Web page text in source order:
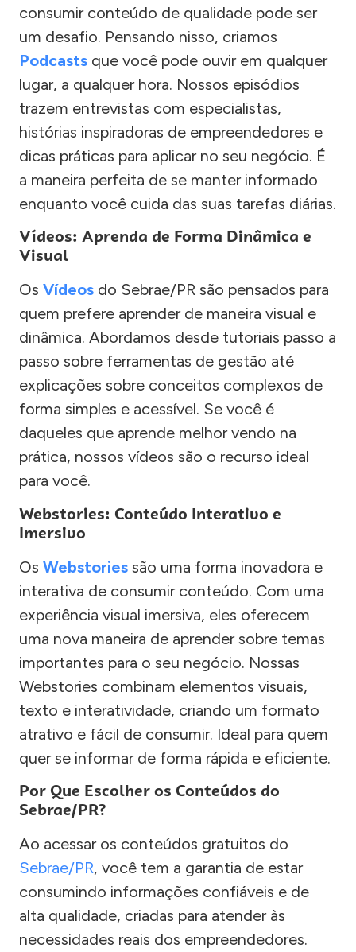
consumir conteúdo de qualidade pode ser
um desafio. Pensando nisso, criamos
Podcasts que você pode ouvir em qualquer
lugar, a qualquer hora. Nossos episódios
trazem entrevistas com especialistas,
histórias inspiradoras de empreendedores e
dicas práticas para aplicar no seu negócio. É
a maneira perfeita de se manter informado
enquanto você cuida das suas tarefas diárias.
Vídeos: Aprenda de Forma Dinâmica e
Visual
Os Vídeos do Sebrae/PR são pensados para
quem prefere aprender de maneira visual e
dinâmica. Abordamos desde tutoriais passo a
passo sobre ferramentas de gestão até
explicações sobre conceitos complexos de
forma simples e acessível. Se você é
daqueles que aprende melhor vendo na
prática, nossos vídeos são o recurso ideal
para você.
Webstories: Conteúdo Interativo e
Imersivo
Os Webstories são uma forma inovadora e
interativa de consumir conteúdo. Com uma
experiência visual imersiva, eles oferecem
uma nova maneira de aprender sobre temas
importantes para o seu negócio. Nossas
Webstories combinam elementos visuais,
texto e interatividade, criando um formato
atrativo e fácil de consumir. Ideal para quem
quer se informar de forma rápida e eficiente.
Por Que Escolher os Conteúdos do
Sebrae/PR?
Ao acessar os conteúdos gratuitos do
Sebrae/PR, você tem a garantia de estar
consumindo informações confiáveis e de
alta qualidade, criadas para atender às
necessidades reais dos empreendedores.